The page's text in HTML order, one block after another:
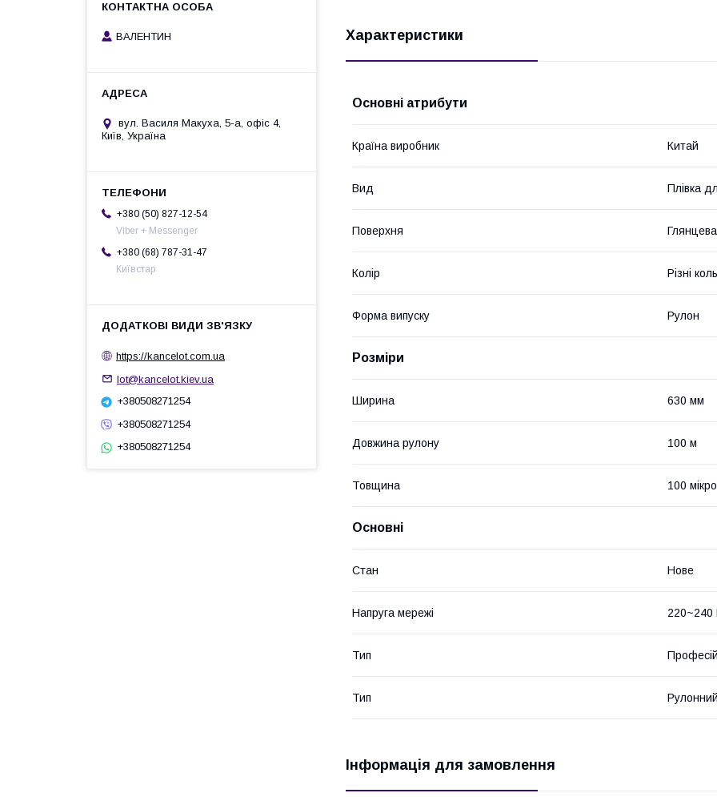
Характеристики
Основні атрибути
Країна виробник Китай
Вид Плівка
Поверхня Глянцева
Колір Різні
Форма випуску Рулон
Розміри
Ширина 630 мм
Довжина рулону 100 м
Товщина 100
Основні
Стан Нове
Напруга мережі 220~240
Тип
Тип
Інформація для замовлення
ВАЛЕНТИН
вул. Василя Макуха, 5-а, офіс 4,
Київ, Україна
+380 (50) 827-12-54
Viber + Messenger
+380 (68) 787-31-47
Київстар
https://kancelot.com.ua
lot@kancelot.kiev.ua
+380508271254
+380508271254
+380508271254